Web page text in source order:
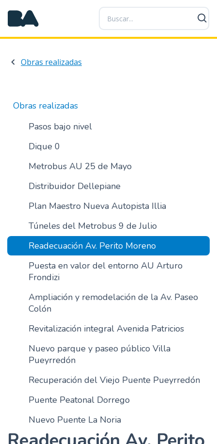
P
a
s
a
d
p
r
n
c
i
p
Obras realizadas
Obras realizadas
Pasos bajo nivel
Dique 0
Metrobus AU 25 de Mayo
Distribuidor Dellepiane
Plan Maestro Nueva Autopista Illia
Túneles del Metrobus 9 de Julio
Readecuación Av. Perito Moreno
Puesta en valor del entorno AU Arturo
Frondizi
Ampliación y remodelación de la Av. Paseo
Colón
Revitalización integral Avenida Patricios
Nuevo parque y paseo público Villa
Pueyrredón
Recuperación del Viejo Puente Pueyrredón
Puente Peatonal Dorrego
Nuevo Puente La Noria